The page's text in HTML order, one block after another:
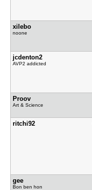
xilebo
noone
jcdenton2
AVP2 addicted
Proov
Art & Science
ritchi92
gee
Bon ben hon